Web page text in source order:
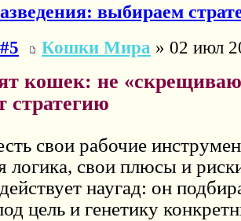
выбираем
#5 Кошки Мира » 02 июл
кошек: не
стратегию
свои рабочие
логика, свои плюсы и
наугад: он
цель и генетику